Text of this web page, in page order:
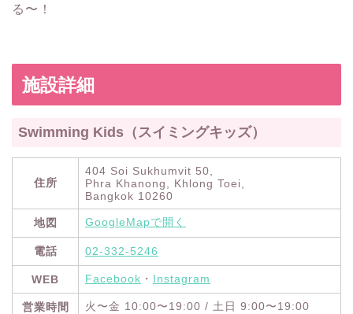
る〜！
施設詳細
Swimming Kids（スイミングキッズ）
住所
404 Soi Sukhumvit 50,
Phra Khanong, Khlong Toei,
Bangkok 10260
地図 GoogleMapで開く
電話 02-332-5246
WEB Facebook ・ Instagram
営業時間 火〜金 10:00〜19:00 / 土日 9:00〜19:00